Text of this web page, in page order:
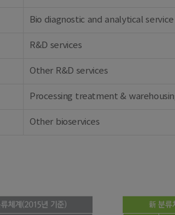
Bio diagnostic and analytical service
R&D services
Other R&D services
Processing treatment &
Other bioservices